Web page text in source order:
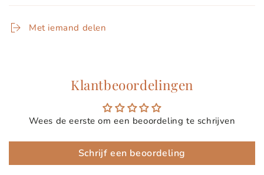
Met iemand delen
Klantbeoordelingen
Wees de eerste om een beoordeling te schrijven
Schrijf een beoordeling